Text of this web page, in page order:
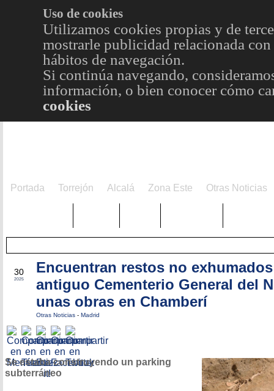
Uso de cookies
Utilizamos cookies propias y de
mostrarle publicidad relacionada
hábitos de navegación.
Si continúa navegando,
información, o bien conocer cómo
cookies
Portada Torrejón Alcalá Zona Este Otras Noticias
30
2025
Encuentran restos no
antiguo Cementerio General del
unas obras en Chamberí
Otras Noticias - Madrid
Se estaba construyendo un parking
subterráneo